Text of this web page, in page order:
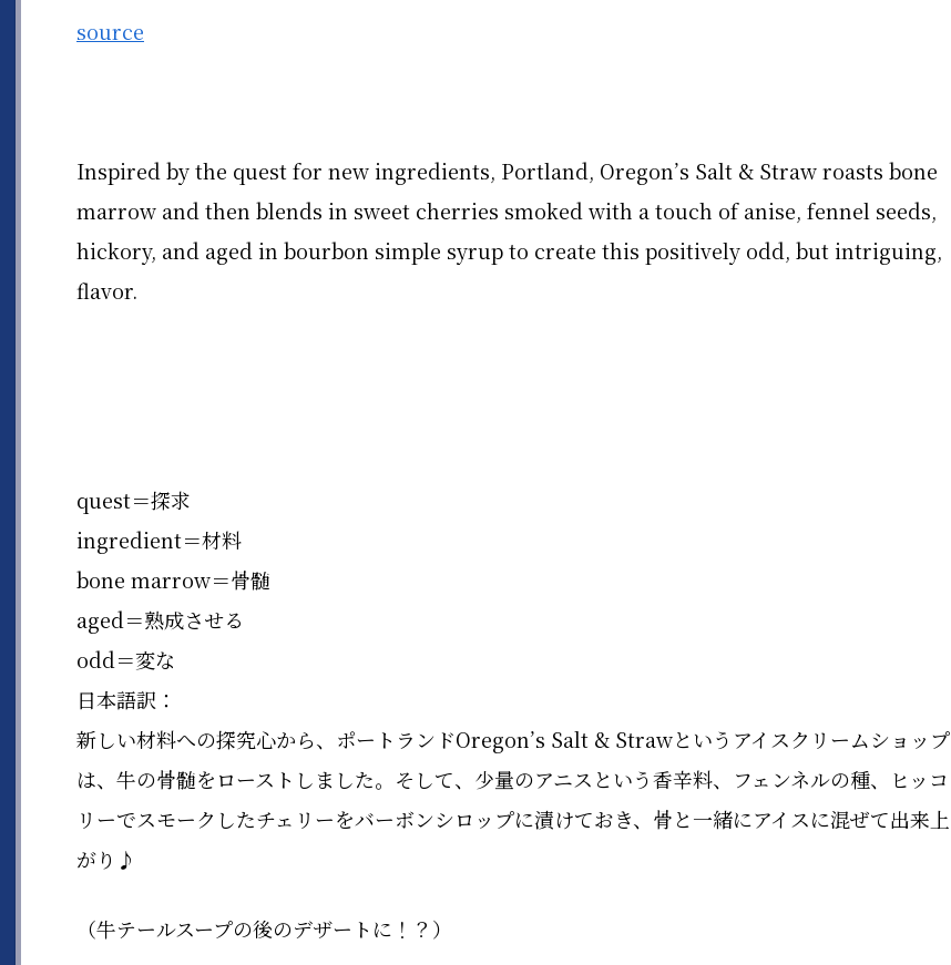
source
Inspired by the quest for new ingredients, Portland, Oregon’s Salt & Straw roasts bone
marrow and then blends in sweet cherries smoked with a touch of anise, fennel seeds,
hickory, and aged in bourbon simple syrup to create this positively odd, but intriguing,
flavor.
quest＝探求
ingredient＝材料
bone marrow＝骨髄
aged＝熟成させる
odd＝変な
日本語訳：
新しい材料への探究心から、ポートランドOregon’s Salt & Strawというアイスクリームショップ
は、牛の骨髄をローストしました。そして、少量のアニスという香辛料、フェンネルの種、ヒッコ
リーでスモークしたチェリーをバーボンシロップに漬けておき、骨と一緒にアイスに混ぜて出来上
がり♪
（牛テールスープの後のデザートに！？）